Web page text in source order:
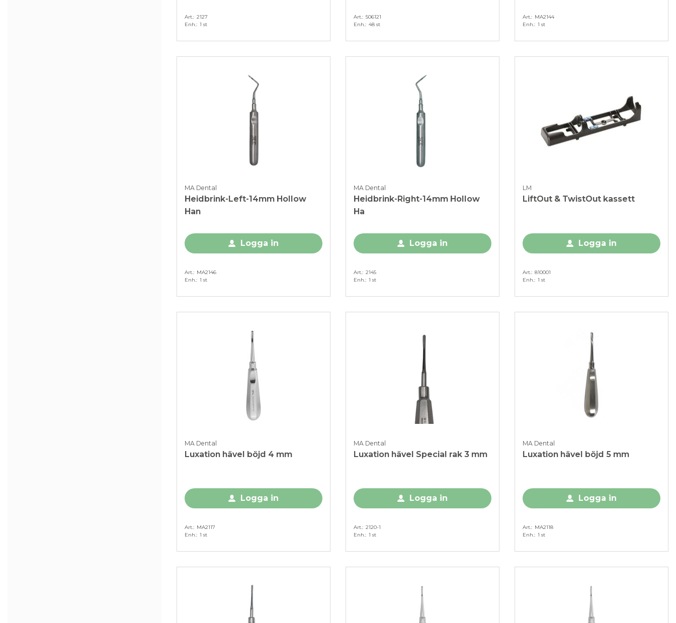
Art. 2127
Enh. 1 st
Art. 506121
Enh. 48 st
Art.
MA2144
Enh. 1 st
MA Dental
Heidbrink-Left-14mm Hollow
Han
Logga in
Art.
MA2146
Enh. 1 st
MA Dental
Heidbrink-Right-14mm Hollow
Ha
Logga in
Art. 2145
Enh. 1 st
LM
LiftOut & TwistOut kassett
Logga in
Art. 810001
Enh. 1 st
MA Dental
Luxation hävel böjd 4 mm
Logga in
Art.
MA2117
Enh. 1 st
MA Dental
Luxation hävel Special rak 3 mm
Logga in
Art. 2120-1
Enh. 1 st
MA Dental
Luxation hävel böjd 5 mm
Logga in
Art.
MA2118
Enh. 1 st